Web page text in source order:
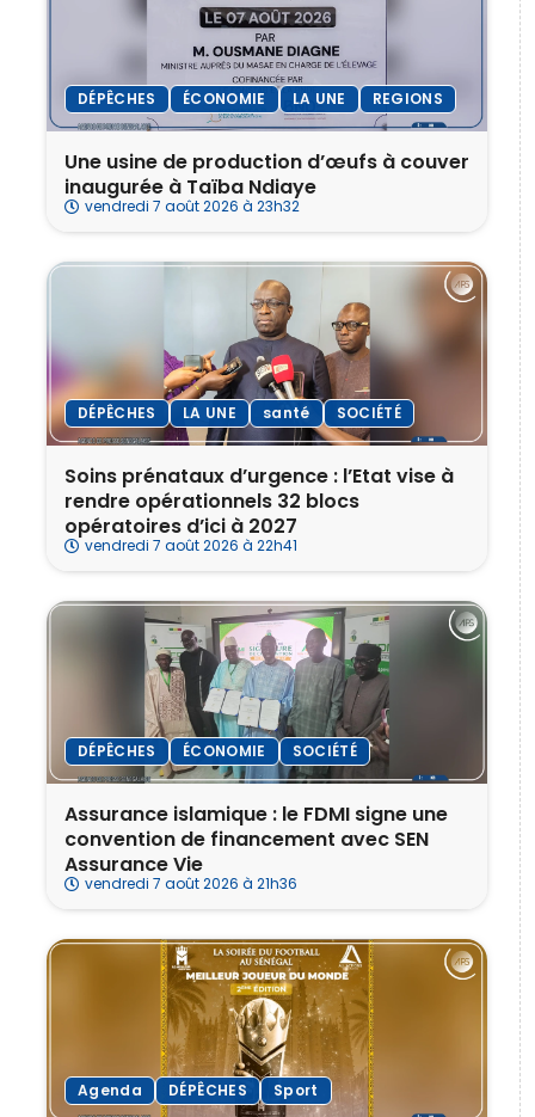
DÉPÊCHES ÉCONOMIE LA UNE REGIONS
Une usine de production d’œufs à couver
inaugurée à Taïba Ndiaye
vendredi 7 août 2026 à 23h32
DÉPÊCHES LA UNE santé SOCIÉTÉ
Soins prénataux d’urgence : l’Etat vise à
rendre opérationnels 32 blocs
opératoires d’ici à 2027
vendredi 7 août 2026 à 22h41
DÉPÊCHES ÉCONOMIE SOCIÉTÉ
Assurance islamique : le FDMI signe une
convention de financement avec SEN
Assurance Vie
vendredi 7 août 2026 à 21h36
Agenda DÉPÊCHES Sport